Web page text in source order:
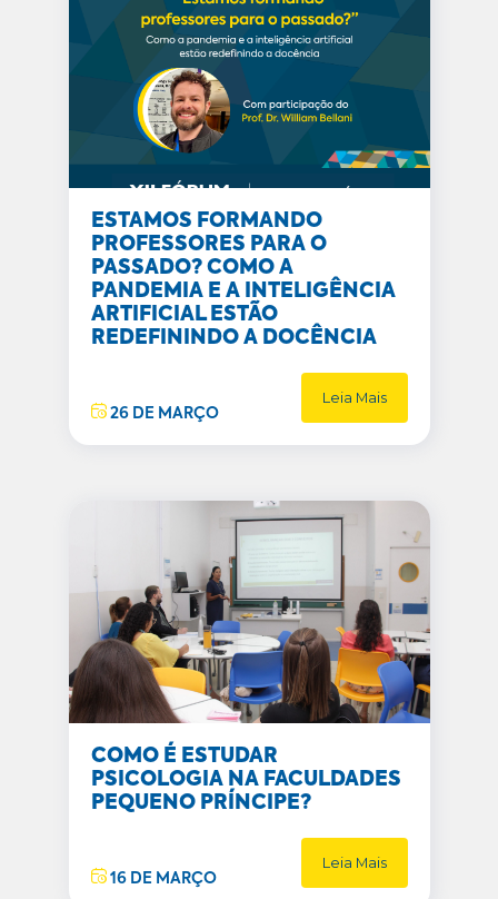
ESTAMOS FORMANDO
PROFESSORES PARA O
PASSADO? COMO A
PANDEMIA E A INTELIGÊNCIA
ARTIFICIAL ESTÃO
REDEFININDO A DOCÊNCIA
26 DE MARÇO
Leia Mais
COMO É ESTUDAR
PSICOLOGIA NA FACULDADES
PEQUENO PRÍNCIPE?
16 DE MARÇO
Leia Mais